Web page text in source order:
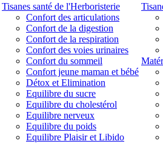
Tisanes santé de l'Herboristerie
Confort des articulations
Confort de la digestion
Confort de la respiration
Confort des voies urinaires
Confort du sommeil
Confort jeune maman et bébé
Détox et Elimination
Equilibre du sucre
Equilibre du cholestérol
Equilibre nerveux
Equilibre du poids
Equilibre Plaisir et Libido